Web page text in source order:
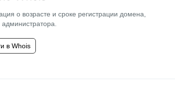
о возрасте и сроке регистрации домена,
администратора.
в Whois